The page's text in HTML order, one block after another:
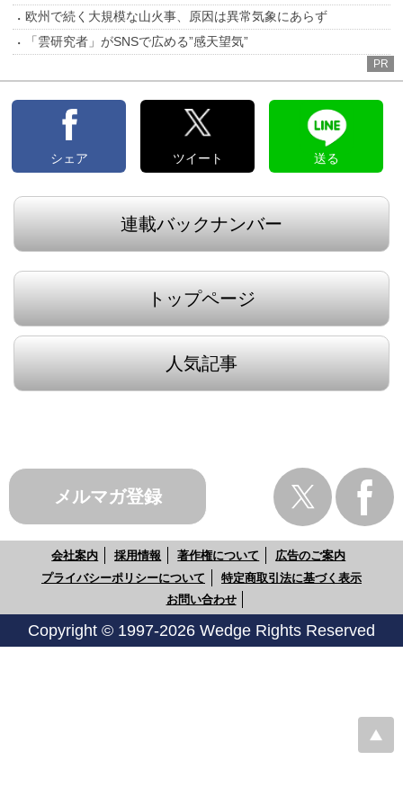
欧州で続く大規模な山火事、原因は異常気象にあらず
「雲研究者」がSNSで広める”感天望気”
PR
シェア ツイート 送る
連載バックナンバー
トップページ
人気記事
メルマガ登録
会社案内 採用情報 著作権について
広告のご案内
プライバシーポリシーについて
特定商取引法に基づく表示
お問い合わせ
Copyright © 1997-2026 Wedge Rights Reserved